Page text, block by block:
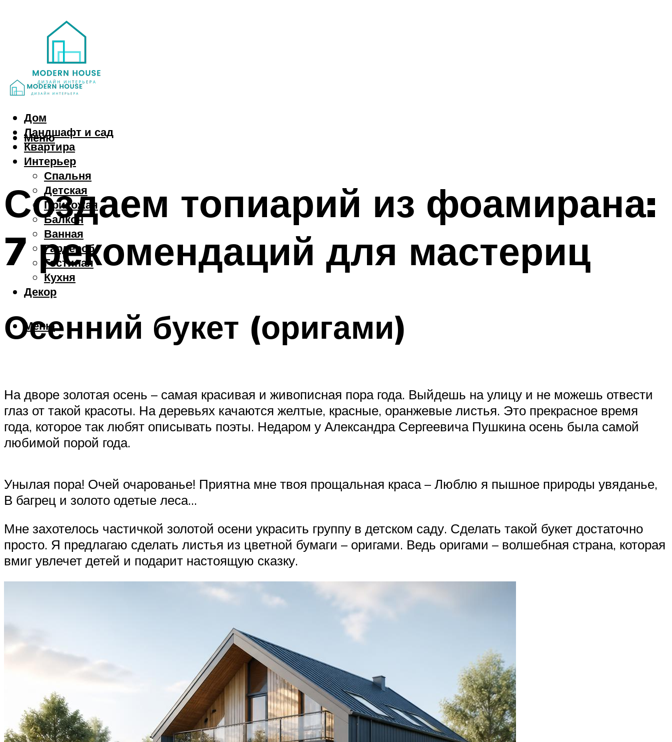
Дом
Ландшафт и сад
Квартира
Интерьер
Спальня
Детская
Прихожая
Балкон
Ванная
Гардероб
Гостиная
Кухня
Декор
Меню
Меню
Создаем топиарий из фоамирана:
7 рекомендаций для мастериц
Осенний букет (оригами)
На дворе золотая осень – самая красивая и живописная пора года. Выйдешь на улицу и не можешь отвести
глаз от такой красоты. На деревьях качаются желтые, красные, оранжевые листья. Это прекрасное время
года, которое так любят описывать поэты. Недаром у Александра Сергеевича Пушкина осень была самой
любимой порой года.
Унылая пора! Очей очарованье! Приятна мне твоя прощальная краса – Люблю я пышное природы увяданье,
В багрец и золото одетые леса…
Мне захотелось частичкой золотой осени украсить группу в детском саду. Сделать такой букет достаточно
просто. Я предлагаю сделать листья из цветной бумаги – оригами. Ведь оригами – волшебная страна, которая
вмиг увлечет детей и подарит настоящую сказку.